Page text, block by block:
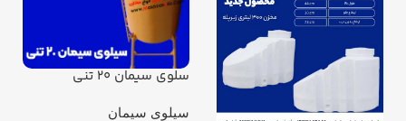
سلوی سیمان 20 تنی
سیلوی سیمان